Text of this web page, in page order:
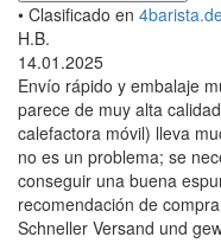
• Clasificado en
H.B.
14.01.2025
Envío rápido y embalaje
parece de muy alta
calefactora móvil) lleva
no es un problema; se
conseguir una buena
recomendación de
Schneller Versand und